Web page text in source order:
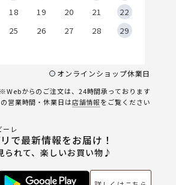
18 19 20 21
22
25 26 27 28
29
オンラインショップ休業日
※Webからのご注文は、24時間承っております
営業時間・休業日は店舗情報をご覧ください
ーレ
で最新情報をお届け！
られて、楽しいお買い物♪